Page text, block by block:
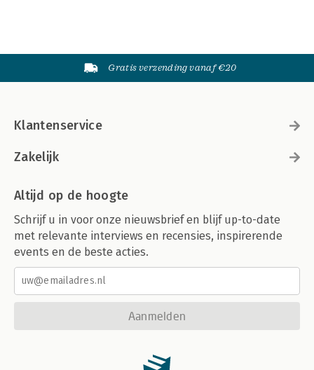
Gratis verzending vanaf €20
Klantenservice
Zakelijk
Altijd op de hoogte
Schrijf u in voor onze nieuwsbrief en blijf up-to-date
met relevante interviews en recensies, inspirerende
events en de beste acties.
Aanmelden